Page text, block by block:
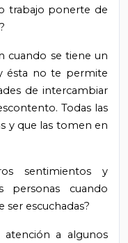
trabajo ponerte de
cuando se tiene un
ésta no te permite
de intercambiar
Todas las
y que las tomen en
sentimientos y
personas cuando
escuchadas?
a algunos